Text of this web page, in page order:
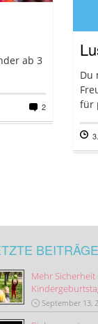
ab 3
2
Du
für
BEITRÄGE
Mehr Sicherheit
September 13,